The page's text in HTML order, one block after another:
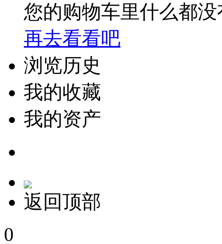
您的购物车里什么都没
再去看看吧
浏览历史
我的收藏
我的资产
返回顶部
0